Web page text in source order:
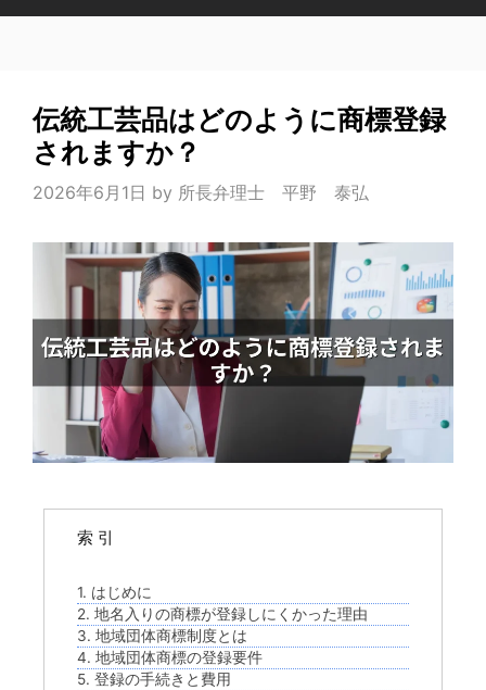
伝統工芸品はどのように商標登録
されますか？
2026年6月1日 by 所長弁理士 平野 泰弘
索 引
1. はじめに
2. 地名入りの商標が登録しにくかった理由
3. 地域団体商標制度とは
4. 地域団体商標の登録要件
5. 登録の手続きと費用